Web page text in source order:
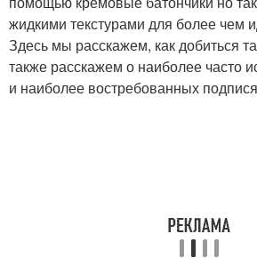
Помады с тоном
жидкими текстурами для более чем
Здесь мы расскажем, как добиться
также расскажем о наиболее часто
и ​​наиболее востребованных